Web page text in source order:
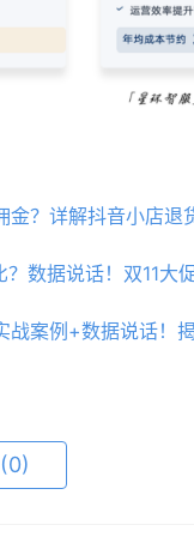
？详解抖音小店退
数据说话！双11大
案例+数据说话！
(0)